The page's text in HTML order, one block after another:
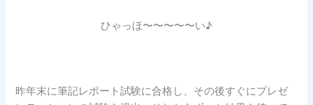
ひゃっほ〜〜〜〜〜い♪
昨年末に筆記レポート試験に合格し、その後すぐにプレゼ